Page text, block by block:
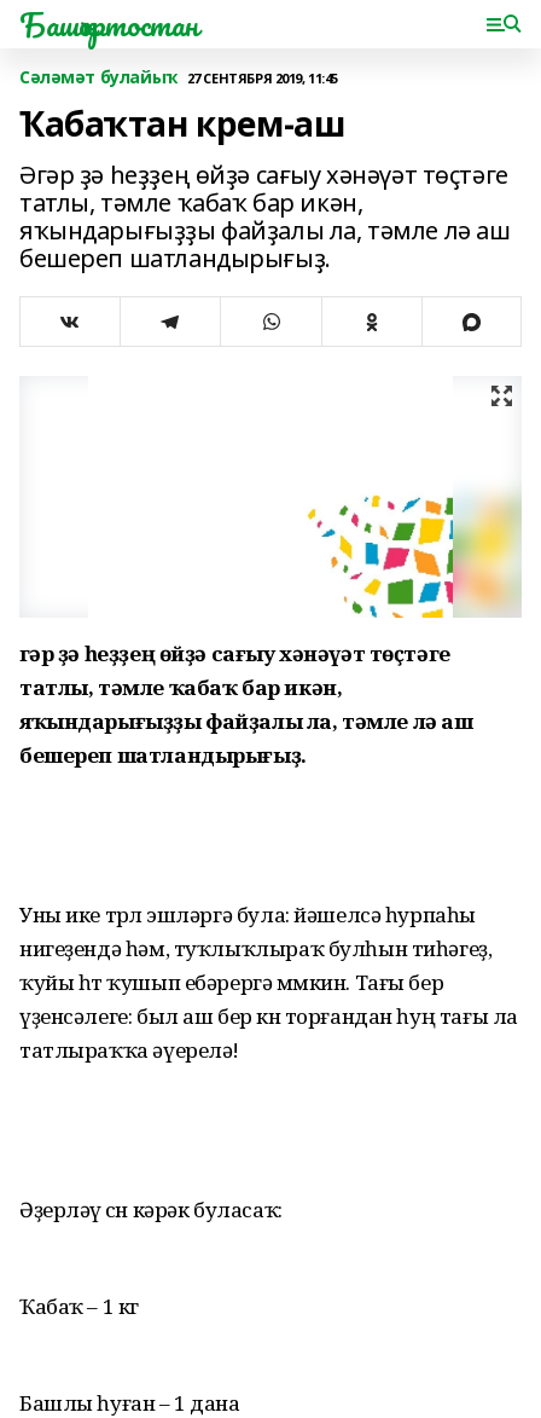
Башҡортостан
Сәләмәт булайыҡ 27 СЕНТЯБРЯ 2019, 11:45
Ҡабаҡтан крем-аш
Әгәр ҙә һеҙҙең өйҙә сағыу хәнәүәт төҫтәге
татлы, тәмле ҡабаҡ бар икән,
яҡындарығыҙҙы файҙалы ла, тәмле лә аш
бешереп шатландырығыҙ.
Әгәр ҙә һеҙҙең өйҙә сағыу хәнәүәт төҫтәге
татлы, тәмле ҡабаҡ бар икән,
яҡындарығыҙҙы файҙалы ла, тәмле лә аш
бешереп шатландырығыҙ.
Уны ике төрлө эшләргә була: йәшелсә һурпаһы
нигеҙендә һәм, туҡлыҡлыраҡ булһын тиһәгеҙ,
ҡуйы һөт ҡушып ебәрергә мөмкин. Тағы бер
үҙенсәлеге: был аш бер көн торғандан һуң тағы ла
татлыраҡҡа әүерелә!
Әҙерләү өсөн кәрәк буласаҡ:
Ҡабаҡ – 1 кг
Башлы һуған – 1 дана